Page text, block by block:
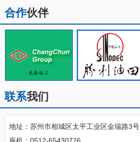
合作伙伴
联系我们
地址：苏州市相城区太平工业区金瑞路3号